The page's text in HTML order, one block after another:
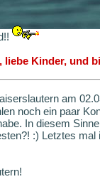
liebe Kinder, und
am
noch ein paar
In diesem
:) Letztes